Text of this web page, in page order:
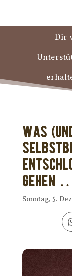
Dir
Was
gehen …
Sonntag, 5.